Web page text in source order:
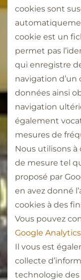
cookies sont
cookie est un
permet pas
qui enregistre
navigation d’un
données ainsi
navigation
également
mesures de
Nous utilisons
de mesure tel
proposé par
en avez donné
cookies à des
Vous pouvez
Google Analytics
Il vous est
collecte
technologie des